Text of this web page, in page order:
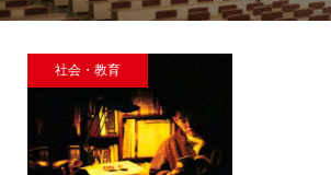
社会・教育